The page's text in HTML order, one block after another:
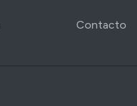
Contacto